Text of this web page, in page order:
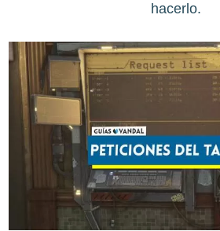
hacerlo.